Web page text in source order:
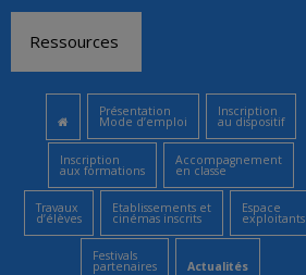
contenu
Ressources
Présentation
Mode d’emploi
Inscription
au dispositif
Inscription
aux formations
Accompagnement
en classe
Travaux
d’élèves
Etablissements et
cinémas inscrits
Espace
exploitants
Festivals
partenaires Actualités